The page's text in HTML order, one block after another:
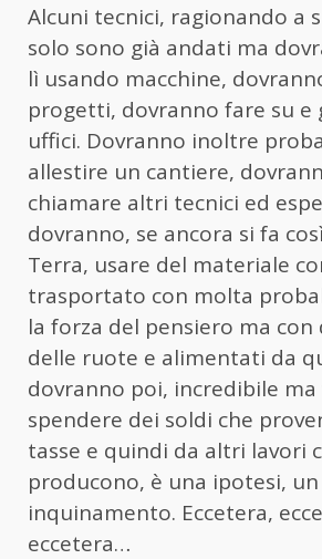
Alcuni tecnici, ragionando a
solo sono già andati ma
lì usando macchine,
progetti, dovranno fare su e
uffici. Dovranno inoltre
allestire un cantiere,
chiamare altri tecnici ed
dovranno, se ancora si fa
Terra, usare del materiale
trasportato con molta
la forza del pensiero ma con
delle ruote e alimentati da
dovranno poi, incredibile ma
spendere dei soldi che
tasse e quindi da altri lavori
producono, è una ipotesi, un
inquinamento. Eccetera,
eccetera…